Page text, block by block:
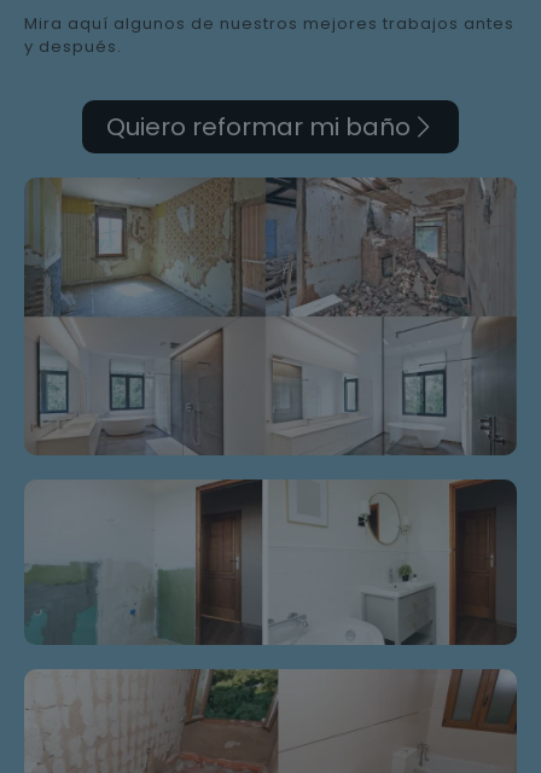
Mira aquí algunos de nuestros mejores trabajos antes
y después.
Quiero reformar mi baño